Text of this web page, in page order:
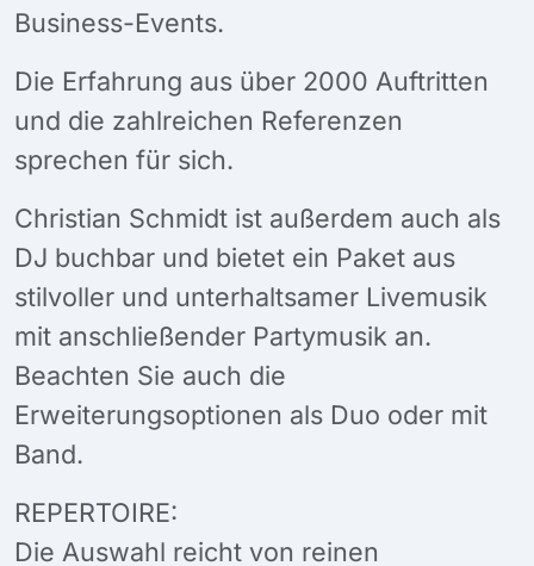
Business-Events.
Die Erfahrung aus über 2000 Auftritten
und die zahlreichen Referenzen
sprechen für sich.
Christian Schmidt ist außerdem auch als
DJ buchbar und bietet ein Paket aus
stilvoller und unterhaltsamer Livemusik
mit anschließender Partymusik an.
Beachten Sie auch die
Erweiterungsoptionen als Duo oder mit
Band.
REPERTOIRE:
Die Auswahl reicht von reinen